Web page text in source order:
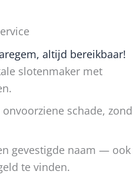
altijd bereikbaar!
slotenmaker met
schade,
gevestigde naam — ook
te vinden.